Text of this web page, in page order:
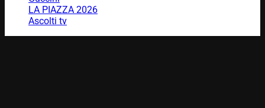
LA PIAZZA 2026
Ascolti tv